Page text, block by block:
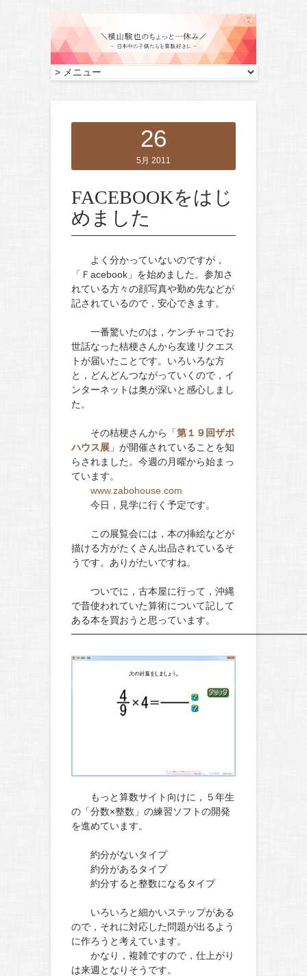
26
5月 2011
FACEBOOKをはじ
めました
よく分かっていないのですが，
「Ｆacebook」を始めました。参加さ
れている方々の顔写真や勤め先などが
記されているので，安心できます。
一番驚いたのは，ケンチャコでお
世話なった桔梗さんから友達リクエス
トが届いたことです。いろいろな方
と，どんどんつながっていくので，イ
ンターネットは奥が深いと感心しまし
た。
その桔梗さんから「第１９回ザボ
ハウス展 」が開催されていることを知
らされました。今週の月曜から始まっ
ています。
www.zabohouse.com
今日，見学に行く予定です。
この展覧会には，本の挿絵などが
描ける方がたくさん出品されているそ
うです。ありがたいですね。
ついでに，古本屋に行って，沖縄
で昔使われていた算術について記して
ある本を買おうと思っています。
もっと算数サイト向けに，５年生
の「分数×整数」の練習ソフトの開発
を進めています。
約分がないタイプ
約分があるタイプ
約分すると整数になるタイプ
いろいろと細かいステップがある
ので，それに対応した問題が出るよう
に作ろうと考えています。
かなり，複雑ですので，仕上がり
は来週となりそうです。